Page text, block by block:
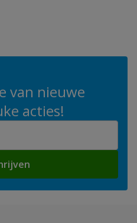
van nieuwe
acties!